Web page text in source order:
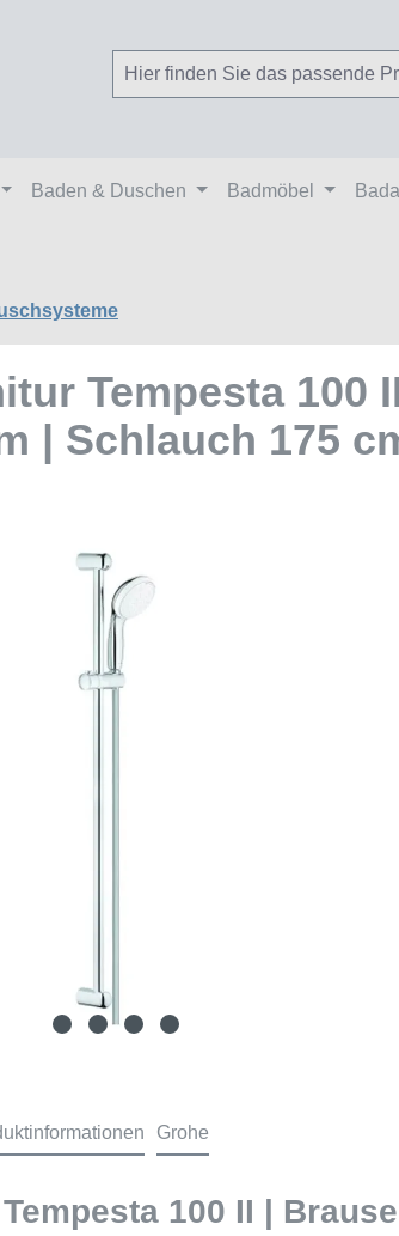
Baden & Duschen Badmöbel
Tempesta 100
| Schlauch 175
Grohe
100 II |